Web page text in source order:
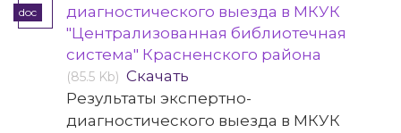
doc
диагностического выезда в МКУК
"Централизованная библиотечная
система" Красненского района
(85.5 Kb) Скачать
Результаты экспертно-
диагностического выезда в МКУК